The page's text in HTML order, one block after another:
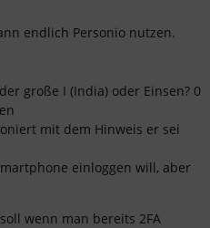
endlich Personio nutzen.
große I (India) oder Einsen? 0
mit dem Hinweis er sei
einloggen will, aber
wenn man bereits 2FA